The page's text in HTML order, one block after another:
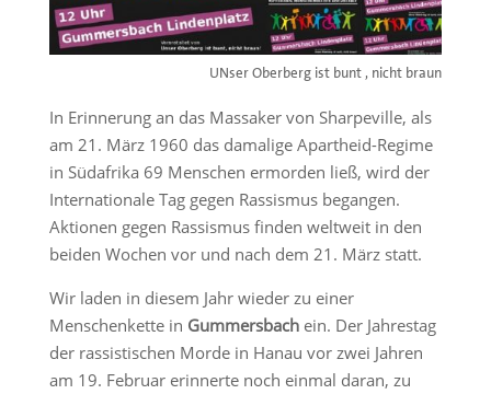
UNser Oberberg ist bunt , nicht braun
In Erinnerung an das Massaker von Sharpeville, als
am 21. März 1960 das damalige Apartheid-Regime
in Südafrika 69 Menschen ermorden ließ, wird der
Internationale Tag gegen Rassismus begangen.
Aktionen gegen Rassismus finden weltweit in den
beiden Wochen vor und nach dem 21. März statt.
Wir laden in diesem Jahr wieder zu einer
Menschenkette in Gummersbach ein. Der Jahrestag
der rassistischen Morde in Hanau vor zwei Jahren
am 19. Februar erinnerte noch einmal daran, zu